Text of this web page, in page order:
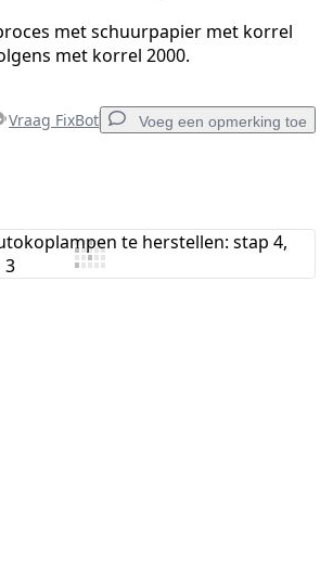
met schuurpapier met korrel
met korrel 2000.
Vraag FixBot Voeg een opmerking toe
toe